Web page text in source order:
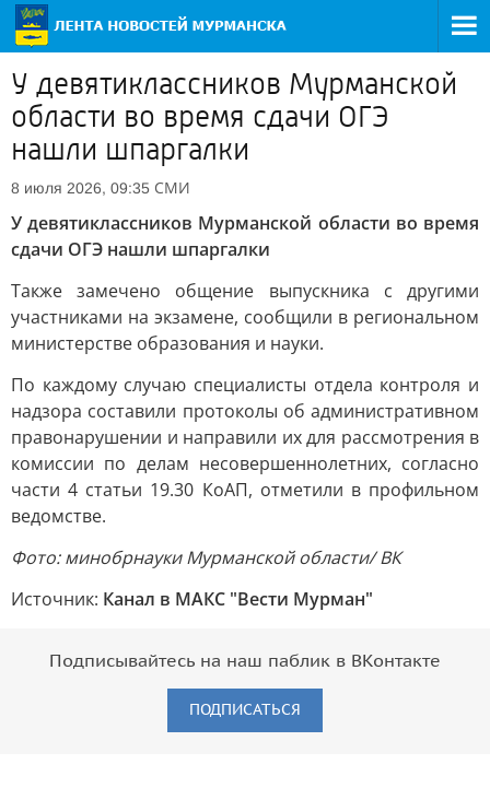
У девятиклассников Мурманской
области во время сдачи ОГЭ
нашли шпаргалки
8 июля 2026, 09:35 СМИ
У девятиклассников Мурманской области во время
сдачи ОГЭ нашли шпаргалки
Также замечено общение выпускника с другими
участниками на экзамене, сообщили в региональном
министерстве образования и науки.
По каждому случаю специалисты отдела контроля и
надзора составили протоколы об административном
правонарушении и направили их для рассмотрения в
комиссии по делам несовершеннолетних, согласно
части 4 статьи 19.30 КоАП, отметили в профильном
ведомстве.
Фото: минобрнауки Мурманской области/ ВК
Источник: Канал в МАКС "Вести Мурман"
Подписывайтесь на наш паблик в ВКонтакте
ПОДПИСАТЬСЯ